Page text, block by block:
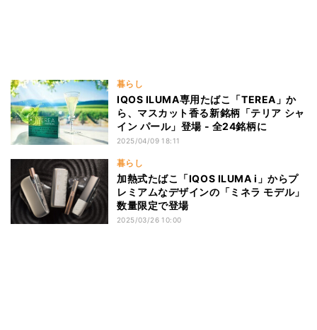
暮らし
IQOS ILUMA専用たばこ「TEREA」か
ら、マスカット香る新銘柄「テリア シャ
イン パール」登場 - 全24銘柄に
2025/04/09 18:11
暮らし
加熱式たばこ「IQOS ILUMA i」からプ
レミアムなデザインの「ミネラ モデル」
数量限定で登場
2025/03/26 10:00